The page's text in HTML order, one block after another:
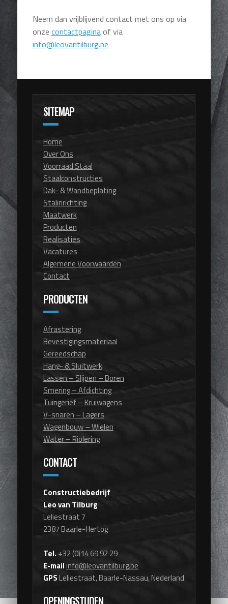
Neem dan vrijblijvend contact met ons op via
onze contactpaginaof via
info@leovantilburg.be
SITEMAP
Home
Over Ons
Voorraad Staal
Staalconstructies
Dak- & Wandbeplating
Stalinrichting
Maatwerk
Producten
Realisaties
Vacatures
Algemene Voorwaarden
Contact
PRODUCTEN
Afrastering
Bevestigingsmateriaal
Gereedschap
Hang- & Sluitwerk
Lassen – Slijpen – Boren
Smering – Afdichting
Tuingerief – Kruiwagens
V-snaren – Lagers
Wagenbouw – Wielen
Water – Riolering
CONTACT
Constructiebedrijf
Leo van Tilburg
Leliestraat 7
2387 Baarle-Hertog
Tel. +32 (0)14 69 92 29
E-mailinfo@leovantilburg.be
GPSLeliestraat, Baarle-Nassau, Nederland
OPENINGSTIJDEN